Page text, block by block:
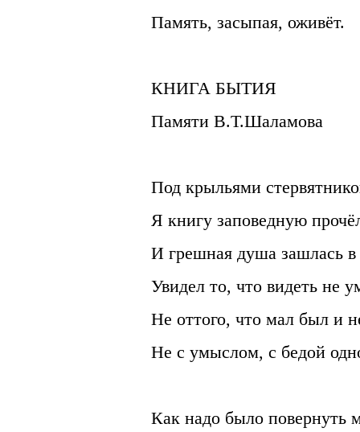
Память, засыпая, оживёт.
КНИГА БЫТИЯ
Памяти В.Т.Шаламова
Под крыльями
Я книгу заповедную
И грешная душа зашлась в
Увидел то, что видеть не
Не оттого, что мал был и
Не с умыслом, с бедой
Как надо было повернуть